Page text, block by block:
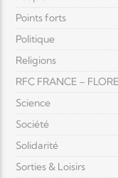
Points forts
Politique
Religions
RFC FRANCE –
Science
Société
Solidarité
Sorties & Loisirs